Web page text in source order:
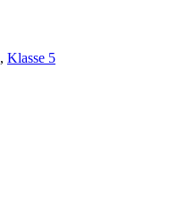
, Klasse 5